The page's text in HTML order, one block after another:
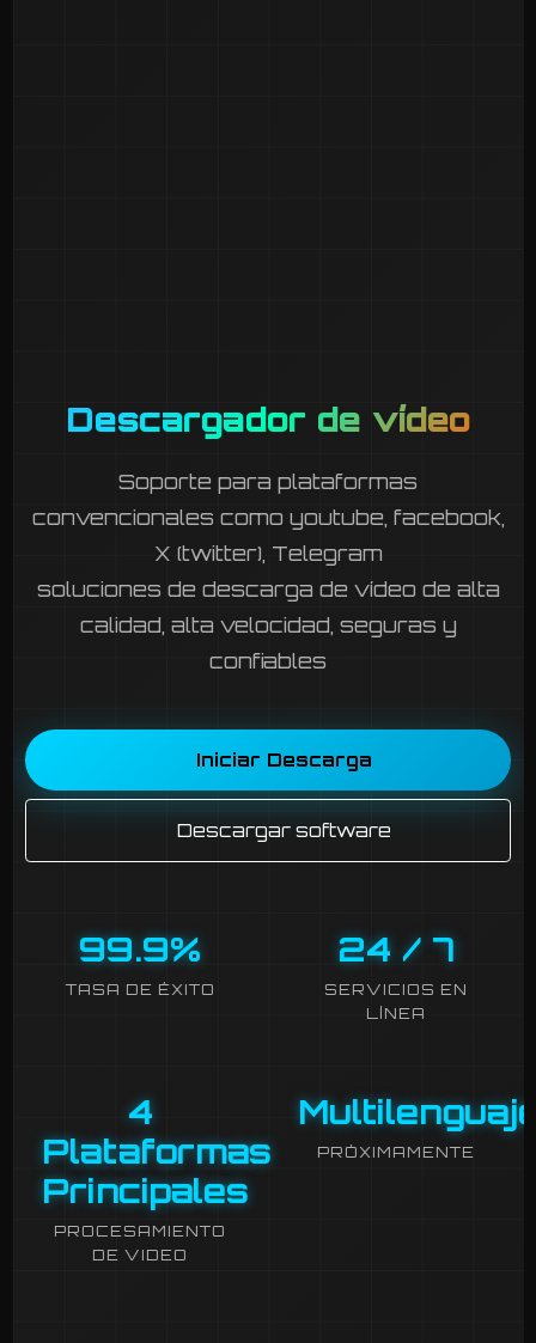
Descargador de vídeo
Soporte para plataformas
convencionales como youtube, facebook,
X (twitter), Telegram
soluciones de descarga de vídeo de alta
calidad, alta velocidad, seguras y
confiables
Iniciar Descarga
Descargar software
99.9%
TASA DE ÉXITO
24/ 7
SERVICIOS EN
LÍNEA
4
Plataformas
Principales
PROCESAMIENTO
DE VIDEO
PRÓXIMAMENTE